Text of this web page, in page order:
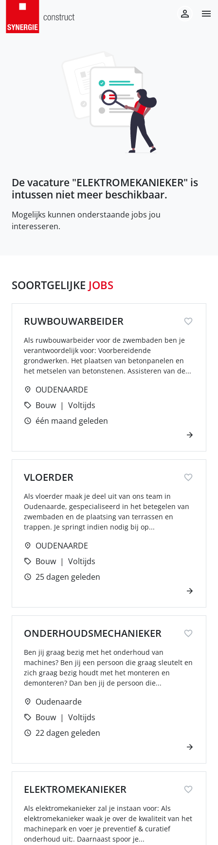
De vacature "ELEKTROMEKANIEKER" is
intussen niet meer beschikbaar.
Mogelijks kunnen onderstaande jobs jou
interesseren.
SOORTGELIJKE JOBS
RUWBOUWARBEIDER
Als ruwbouwarbeider voor de zwembaden ben je
verantwoordelijk voor: Voorbereidende
grondwerken. Het plaatsen van betonpanelen en
het metselen van betonstenen. Assisteren van de...
OUDENAARDE
Bouw
Voltijds
één maand geleden
VLOERDER
Als vloerder maak je deel uit van ons team in
Oudenaarde, gespecialiseerd in het betegelen van
zwembaden en de plaatsing van terrassen en
trappen. Je springt indien nodig bij op...
OUDENAARDE
Bouw
Voltijds
25 dagen geleden
ONDERHOUDSMECHANIEKER
Ben jij graag bezig met het onderhoud van
machines? Ben jij een persoon die graag sleutelt en
zich graag bezig houdt met het monteren en
demonteren? Dan ben jij de persoon die...
Oudenaarde
Bouw
Voltijds
22 dagen geleden
ELEKTROMEKANIEKER
Als elektromekanieker zal je instaan voor: Als
elektromekanieker waak je over de kwaliteit van het
machinepark en voer je preventief & curatief
onderhoud uit;. Daarnaast spoor je...